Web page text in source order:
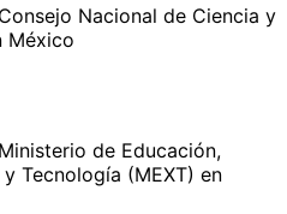
Nacional de Ciencia y
México
de Educación,
Tecnología (MEXT) en